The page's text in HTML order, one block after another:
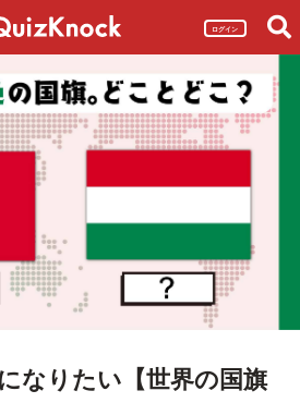
ログイン
なりたい【世界の国旗